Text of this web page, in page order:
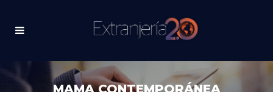
MAMA CONTEMPORÁNEA